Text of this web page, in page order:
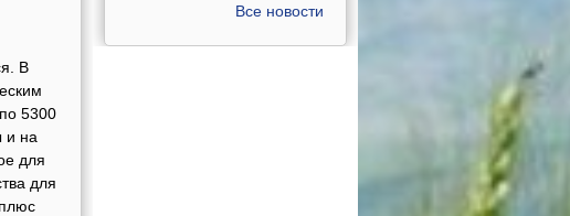
В
5300
и на
для
для
Все новости